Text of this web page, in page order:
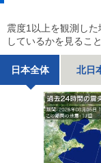
震度1以上を観測し
しているかを見るこ
日本全体 北日